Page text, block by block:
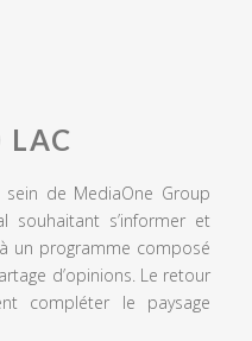
LAC
de MediaOne Group
souhaitant s’informer et
un programme composé
d’opinions. Le retour
compléter le paysage